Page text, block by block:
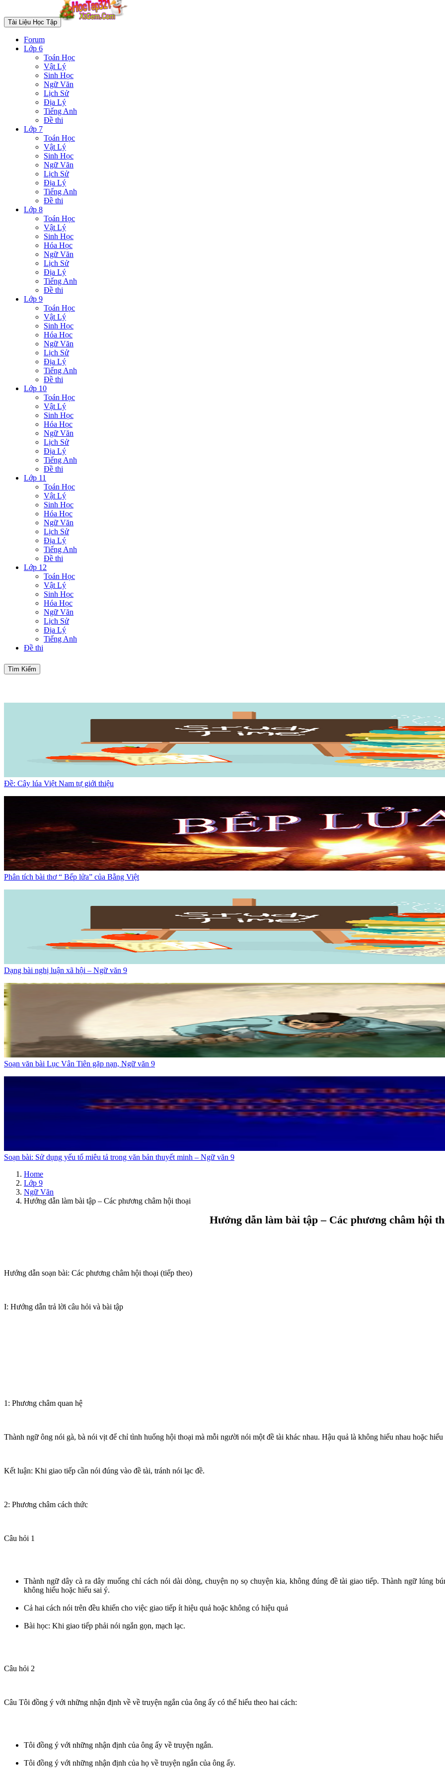
Tài Liệu Học Tập
Forum
Lớp 6
Toán Học
Vật Lý
Sinh Học
Ngữ Văn
Lịch Sử
Địa Lý
Tiếng Anh
Đề thi
Lớp 7
Toán Học
Vật Lý
Sinh Học
Ngữ Văn
Lịch Sử
Địa Lý
Tiếng Anh
Đề thi
Lớp 8
Toán Học
Vật Lý
Sinh Học
Hóa Học
Ngữ Văn
Lịch Sử
Địa Lý
Tiếng Anh
Đề thi
Lớp 9
Toán Học
Vật Lý
Sinh Học
Hóa Học
Ngữ Văn
Lịch Sử
Địa Lý
Tiếng Anh
Đề thi
Lớp 10
Toán Học
Vật Lý
Sinh Học
Hóa Học
Ngữ Văn
Lịch Sử
Địa Lý
Tiếng Anh
Đề thi
Lớp 11
Toán Học
Vật Lý
Sinh Học
Hóa Học
Ngữ Văn
Lịch Sử
Địa Lý
Tiếng Anh
Đề thi
Lớp 12
Toán Học
Vật Lý
Sinh Học
Hóa Học
Ngữ Văn
Lịch Sử
Địa Lý
Tiếng Anh
Đề thi
Tìm Kiếm
Đề: Cây lúa Việt Nam tự giới thiệu
Phân tích bài thơ “ Bếp lửa” của Bằng Việt
Dạng bài nghị luận xã hội – Ngữ văn 9
Soạn văn bài Lục Vân Tiên gặp nạn, Ngữ văn 9
Soạn bài: Sử dụng yếu tố miêu tả trong văn bản thuyết minh – Ngữ văn 9
Home
Lớp 9
Ngữ Văn
Hướng dẫn làm bài tập – Các phương châm hội thoại
Hướng dẫn làm bài tập – Các phương châm hội
Hướng dẫn soạn bài: Các phương châm hội thoại (tiếp theo)
I: Hướng dẫn trả lời câu hỏi và bài tập
1: Phương châm quan hệ
Thành ngữ ông nói gà, bà nói vịt để chỉ tình huống hội thoại mà mỗi người nói một đề tài khác nhau. Hậu quả là không hiểu nhau hoặc
Kết luận: Khi giao tiếp cần nói đúng vào đề tài, tránh nói lạc đề.
2: Phương châm cách thức
Câu hỏi 1
Thành ngữ dây cà ra dây muống chỉ cách nói dài dòng, chuyện nọ sọ chuyện kia, không đúng đề tài giao tiếp. Thành ngữ lúng
không hiểu hoặc hiểu sai ý.
Cả hai cách nói trên đều khiến cho việc giao tiếp ít hiệu quả hoặc không có hiệu quả
Bài học: Khi giao tiếp phải nói ngắn gọn, mạch lạc.
Câu hỏi 2
Câu Tôi đồng ý với những nhận định về về truyện ngắn của ông ấy có thể hiểu theo hai cách:
Tôi đồng ý với những nhận định của ông ấy về truyện ngắn.
Tôi đồng ý với những nhận định của họ về truyện ngắn của ông ấy.